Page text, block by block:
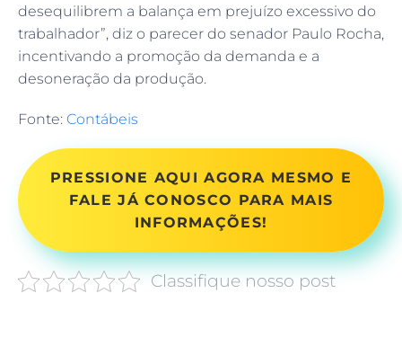
desequilibrem a balança em prejuízo excessivo do
trabalhador”, diz o parecer do senador Paulo Rocha,
incentivando a promoção da demanda e a
desoneração da produção.
Fonte: Contábeis
PRESSIONE AQUI AGORA MESMO E
FALE JÁ CONOSCO PARA MAIS
INFORMAÇÕES!
Classifique nosso post